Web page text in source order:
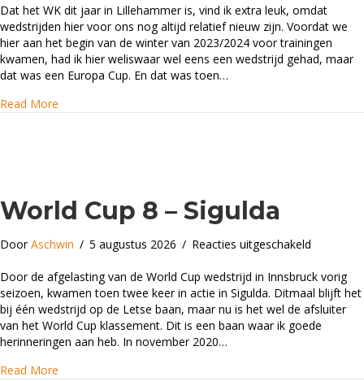
Dag
1
–
Dat het WK dit jaar in Lillehammer is, vind ik extra leuk, omdat
wedstrijden hier voor ons nog altijd relatief nieuw zijn. Voordat we
hier aan het begin van de winter van 2023/2024 voor trainingen
kwamen, had ik hier weliswaar wel eens een wedstrijd gehad, maar
dat was een Europa Cup. En dat was toen…
Read More
World Cup 8 – Sigulda
DoorAschwin / 5 augustus 2026 / Reacties uitgeschakeld
Cup
8
–
Sigulda
Door de afgelasting van de World Cup wedstrijd in Innsbruck vorig
seizoen, kwamen toen twee keer in actie in Sigulda. Ditmaal blijft het
bij één wedstrijd op de Letse baan, maar nu is het wel de afsluiter
van het World Cup klassement. Dit is een baan waar ik goede
herinneringen aan heb. In november 2020…
Read More